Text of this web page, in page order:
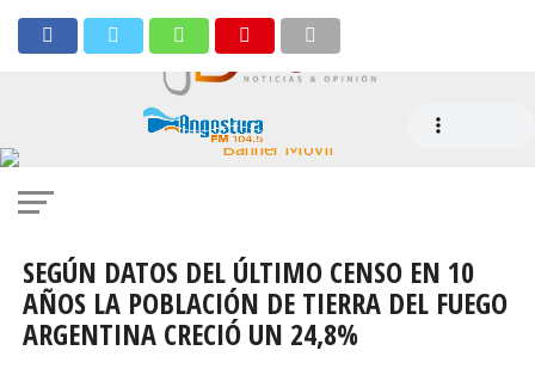
SEGÚN DATOS DEL ÚLTIMO CENSO EN 10
AÑOS LA POBLACIÓN DE TIERRA DEL FUEGO
ARGENTINA CRECIÓ UN 24,8%